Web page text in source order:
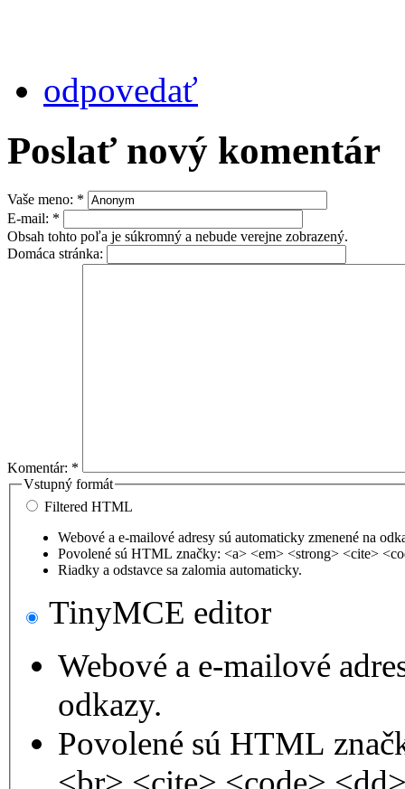
odpovedať
Poslať nový komentár
Vaše meno: *
E-mail: *
Obsah tohto poľa je súkromný a nebude verejne zobrazený.
Domáca stránka:
Komentár: *
Vstupný formát
Filtered HTML
Webové a e-mailové adresy sú automaticky zmenené na
Povolené sú HTML značky: <a> <em> <strong> <cite>
Riadky a odstavce sa zalomia automaticky.
TinyMCE editor
Webové a e-mailové
odkazy.
Povolené sú HTML